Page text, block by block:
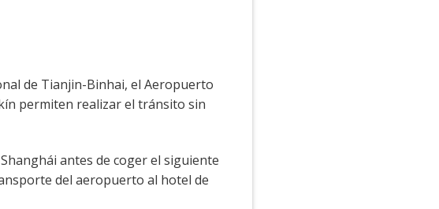
de Tianjin-Binhai, el Aeropuerto
permiten realizar el tránsito sin
antes de coger el siguiente
del aeropuerto al hotel de